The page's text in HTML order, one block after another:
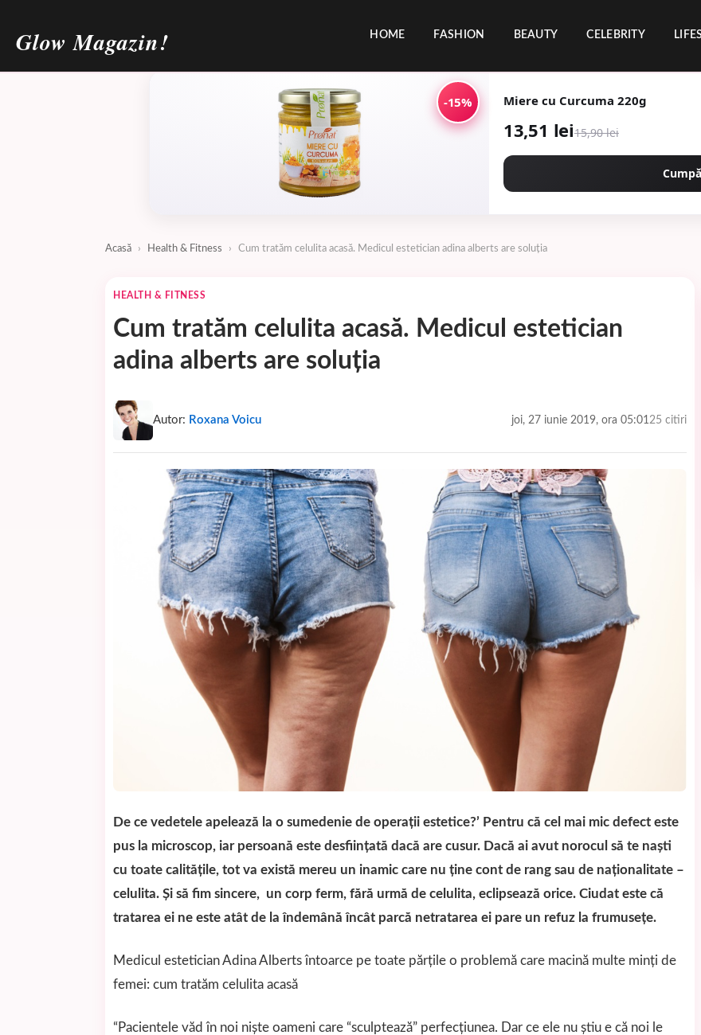
Glow Magazin! HOME FASHION BEAUTY CELEBRITY
-15% Miere cu Curcuma 220g
13,51 lei15,90 lei
Acasă › Health & Fitness › Cum tratăm celulita acasă. Medicul estetician adina alberts are soluția
HEALTH & FITNESS
Cum tratăm celulita acasă. Medicul estetician
adina alberts are soluția
Autor: Roxana Voicu joi, 27 iunie 2019, ora 05:0125 citiri
De ce vedetele apelează la o sumedenie de operaţii estetice?’ Pentru că cel mai mic defect este
pus la microscop, iar persoană este desfiinţată dacă are cusur. Dacă ai avut norocul să te naşti
cu toate calităţile, tot va există mereu un inamic care nu ţine cont de rang sau de naţionalitate –
celulita. Şi să fim sincere, un corp ferm, fără urmă de celulita, eclipsează orice. Ciudat este că
tratarea ei ne este atât de la îndemână încât parcă netratarea ei pare un refuz la frumuseţe.
Medicul estetician Adina Alberts întoarce pe toate părțile o problemă care macină multe minți de
femei: cum tratăm celulita acasă
“Pacientele văd în noi nişte oameni care “sculptează” perfecţiunea. Dar ce ele nu ştiu e că noi le